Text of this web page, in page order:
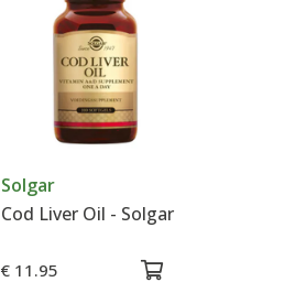
Solgar
Cod Liver Oil - Solgar
€ 11.95